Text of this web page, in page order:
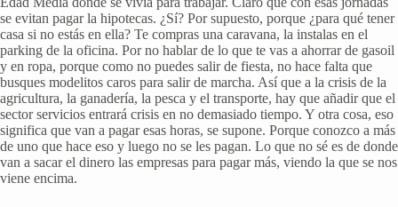
se evitan pagar la hipotecas. ¿Sí? Por supuesto, porque ¿para qué tener
casa si no estás en ella? Te compras una caravana, la instalas en el
parking de la oficina. Por no hablar de lo que te vas a ahorrar de gasoil
y en ropa, porque como no puedes salir de fiesta, no hace falta que
busques modelitos caros para salir de marcha. Así que a la crisis de la
agricultura, la ganadería, la pesca y el transporte, hay que añadir que el
sector servicios entrará crisis en no demasiado tiempo. Y otra cosa, eso
significa que van a pagar esas horas, se supone. Porque conozco a más
de uno que hace eso y luego no se les pagan. Lo que no sé es de donde
van a sacar el dinero las empresas para pagar más, viendo la que se nos
viene encima.